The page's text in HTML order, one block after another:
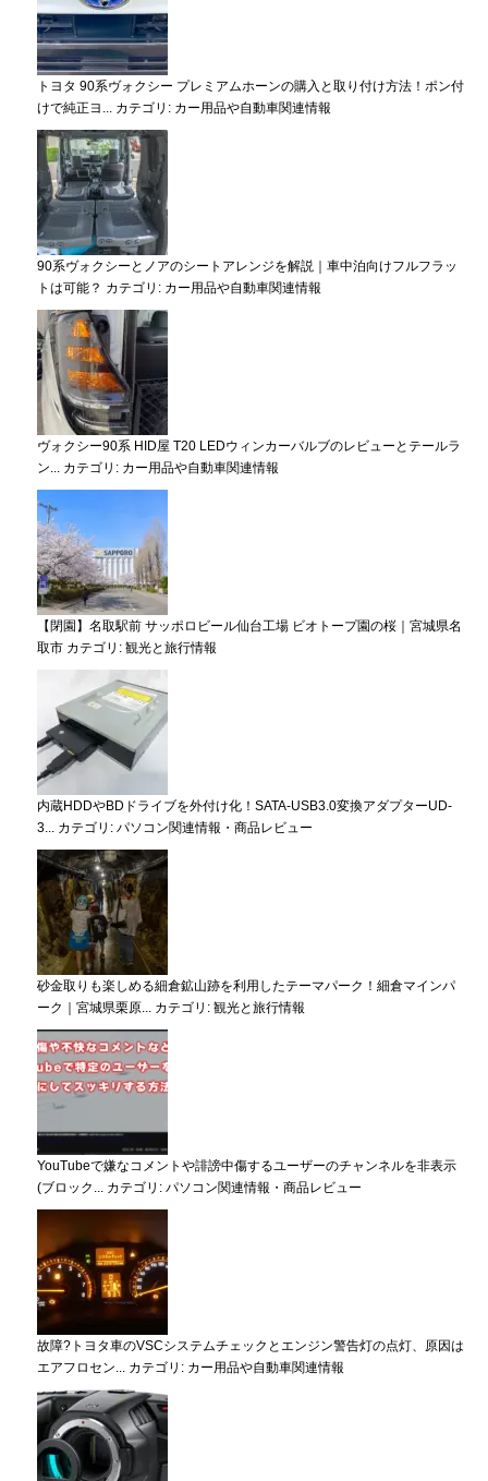
トヨタ 90系ヴォクシー プレミアムホーンの購入と取り付け方法！ポン付
けで純正ヨ... カテゴリ: カー用品や自動車関連情報
90系ヴォクシーとノアのシートアレンジを解説｜車中泊向けフルフラッ
トは可能？ カテゴリ: カー用品や自動車関連情報
ヴォクシー90系 HID屋 T20 LEDウィンカーバルブのレビューとテールラ
ン... カテゴリ: カー用品や自動車関連情報
【閉園】名取駅前 サッポロビール仙台工場 ビオトープ園の桜｜宮城県名
取市 カテゴリ: 観光と旅行情報
内蔵HDDやBDドライブを外付け化！SATA-USB3.0変換アダプターUD-
3... カテゴリ: パソコン関連情報・商品レビュー
砂金取りも楽しめる細倉鉱山跡を利用したテーマパーク！細倉マインパ
ーク｜宮城県栗原... カテゴリ: 観光と旅行情報
YouTubeで嫌なコメントや誹謗中傷するユーザーのチャンネルを非表示
(ブロック... カテゴリ: パソコン関連情報・商品レビュー
故障?トヨタ車のVSCシステムチェックとエンジン警告灯の点灯、原因は
エアフロセン... カテゴリ: カー用品や自動車関連情報